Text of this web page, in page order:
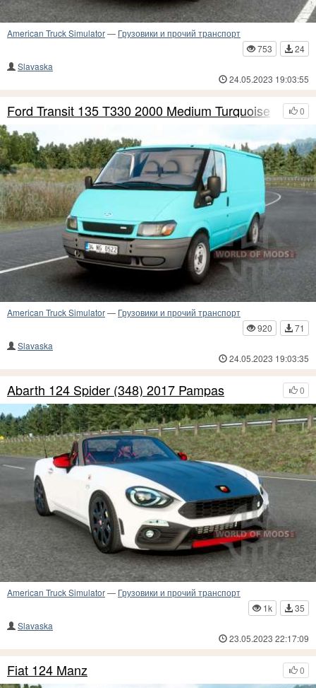
American Truck Simulator— Грузовики и прочий транспорт
753
24
Slavaska
24.05.2023 19:03:55
0
Ford Transit 135 T330 2000 Medium Turquoise
American Truck Simulator— Грузовики и прочий транспорт
920
71
Slavaska
24.05.2023 19:03:35
0
Abarth 124 Spider (348) 2017 Pampas
American Truck Simulator— Грузовики и прочий транспорт
1k
35
Slavaska
23.05.2023 22:17:09
0
Fiat 124 Manz